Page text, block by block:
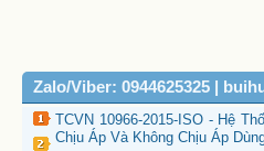
Zalo/Viber: 0944625325 |
TCVN 10966-2015-ISO - Hệ
Chịu Áp Và Không Chịu Áp